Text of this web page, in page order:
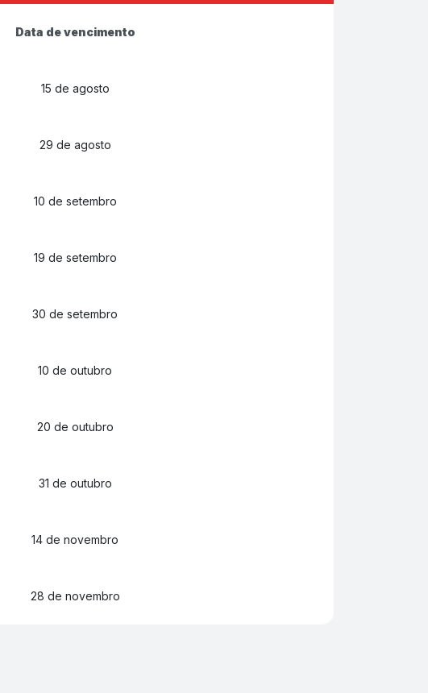
Data de vencimento
15 de agosto
29 de agosto
10 de setembro
19 de setembro
30 de setembro
10 de outubro
20 de outubro
31 de outubro
14 de novembro
28 de novembro